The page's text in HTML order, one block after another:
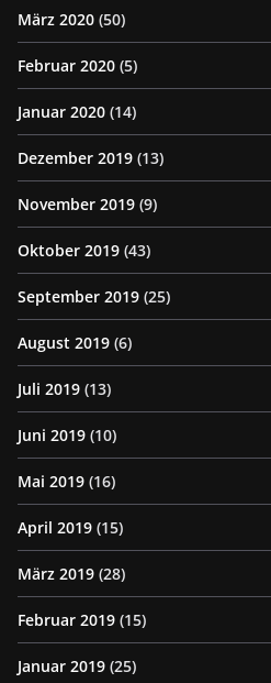
März 2020 (50)
Februar 2020 (5)
Januar 2020 (14)
Dezember 2019 (13)
November 2019 (9)
Oktober 2019 (43)
September 2019 (25)
August 2019 (6)
Juli 2019 (13)
Juni 2019 (10)
Mai 2019 (16)
April 2019 (15)
März 2019 (28)
Februar 2019 (15)
Januar 2019 (25)